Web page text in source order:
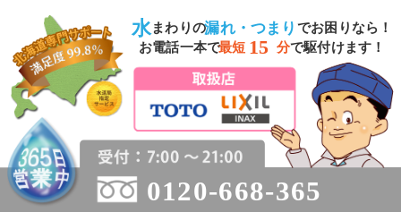
e
b
o
o
k
er l
0120-668-365
水まわりの漏れ・つまり でお困りなら！
お電話一本で最短 分で駆付けます！
15